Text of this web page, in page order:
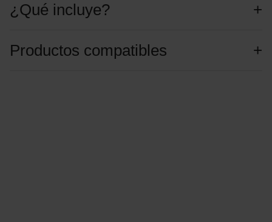
¿Qué incluye?
Productos compatibles